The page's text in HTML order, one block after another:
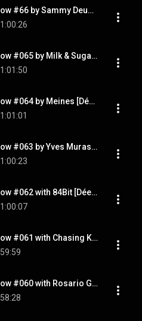
Déepalma Radioshow #66 by Sammy Deuce [Déepalma Soul]
1:00:26
Déepalma Radioshow #065 by Milk & Sugar [Déepalma Records]
1:01:50
Déepalma Radioshow #064 by Meines [Déepalma Records]
1:01:01
Déepalma Radioshow #063 by Yves Murasca (Strictly Déepalma Tracks)
1:00:23
Déepalma Radioshow #062 with 84Bit [Déepalma Records]
1:00:07
Déepalma Radioshow #061 with Chasing Kurt [Déepalma Records]
59:59
Déepalma Radioshow #060 with Rosario Galati [Déepalma Records]
58:28